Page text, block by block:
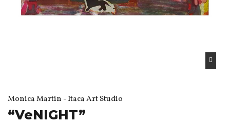
Monica Martin - Itaca Art Studio
“VeNIGHT”